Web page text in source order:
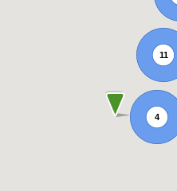
11
4